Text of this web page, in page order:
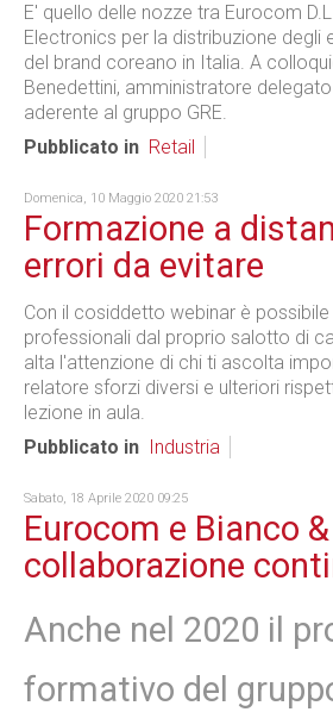
E' quello delle nozze tra Eurocom
Electronics per la distribuzione
del brand coreano in Italia. A
Benedettini, amministratore
aderente al gruppo GRE.
Pubblicato in Retail
Domenica, 10 Maggio 2020 21:53
Formazione a
errori da evitare
Con il cosiddetto webinar è
professionali dal proprio salotto di
alta l'attenzione di chi ti ascolta
relatore sforzi diversi e ulteriori
lezione in aula.
Pubblicato in
Industria
Sabato, 18 Aprile 2020 09:25
Eurocom e Bianco
collaborazione
Anche nel 2020 il
formativo del